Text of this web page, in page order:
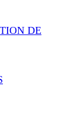
DE